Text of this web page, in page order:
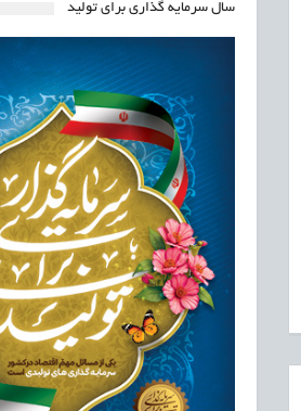
سال سرمایه گذاری برای تولید